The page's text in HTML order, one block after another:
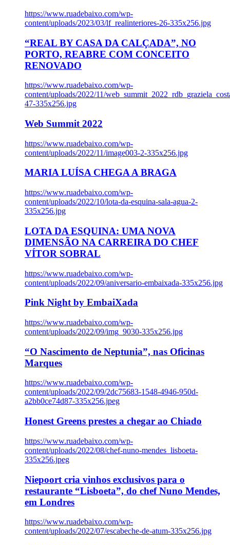
https://www.ruadebaixo.com/wp-
content/uploads/2023/03/lf_realinteriores-26-335x256.jpg
“REAL BY CASA DA CALÇADA”, NO
PORTO, REABRE COM CONCEITO
RENOVADO
https://www.ruadebaixo.com/wp-
content/uploads/2022/11/
47-335x256.jpg
Web Summit 2022
https://www.ruadebaixo.com/wp-
content/uploads/2022/11/image003-2-335x256.jpg
MARIA LUÍSA CHEGA A BRAGA
https://www.ruadebaixo.com/wp-
content/uploads/2022/10/lota-da-esquina-sala-agua-2-
335x256.jpg
LOTA DA ESQUINA: UMA NOVA
DIMENSÃO NA CARREIRA DO CHEF
VÍTOR SOBRAL
https://www.ruadebaixo.com/wp-
content/uploads/2022/09/aniversario-embaixada-335x256.jpg
Pink Night by EmbaiXada
https://www.ruadebaixo.com/wp-
content/uploads/2022/09/img_9030-335x256.jpg
“O Nascimento de Neptunia”, nas Oficinas
Marques
https://www.ruadebaixo.com/wp-
content/uploads/2022/09/2dc75683-1548-4946-950d-
a2bb0ce74d87-335x256.jpeg
Honest Greens prestes a chegar ao Chiado
https://www.ruadebaixo.com/wp-
content/uploads/2022/08/chef-nuno-mendes_lisboeta-
335x256.jpeg
Niepoort cria vinhos exclusivos para o
restaurante “Lisboeta”, do chef Nuno Mendes,
em Londres
https://www.ruadebaixo.com/wp-
content/uploads/2022/07/escabeche-de-atum-335x256.jpg